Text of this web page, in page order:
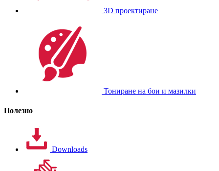
3D проектиране
Тониране на бои и мазилки
Полезно
Downloads